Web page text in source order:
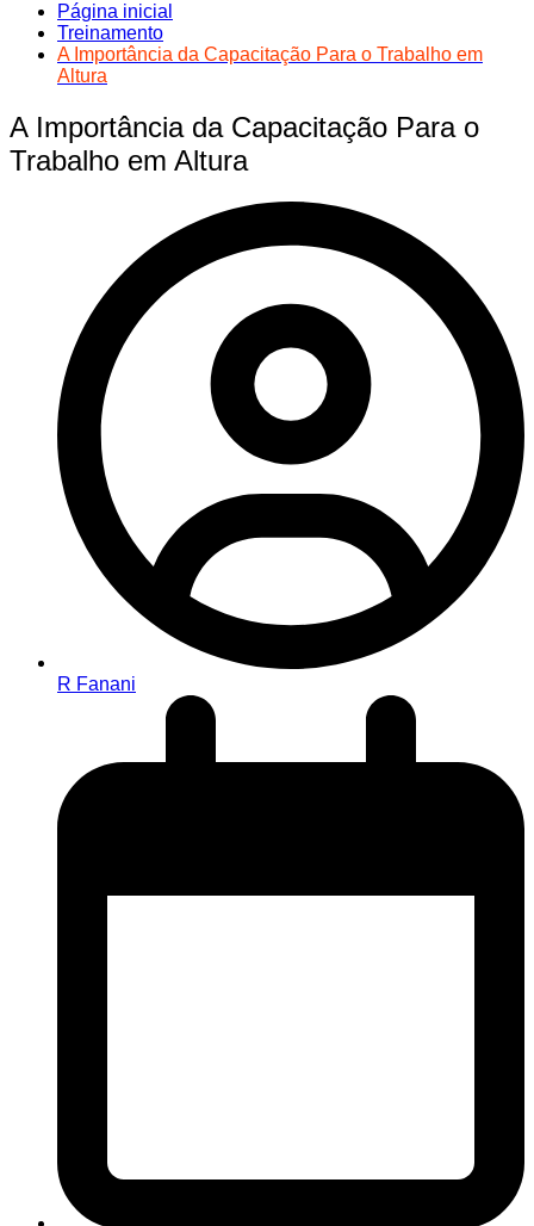
Página inicial
Treinamento
A Importância da Capacitação Para o Trabalho em
Altura
A Importância da Capacitação Para o
Trabalho em Altura
R Fanani